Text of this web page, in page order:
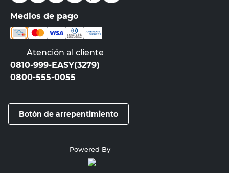
Medios de pago
Atención al cliente
0810-999-EASY(3279)
0800-555-0055
Botón de arrepentimiento
Powered By